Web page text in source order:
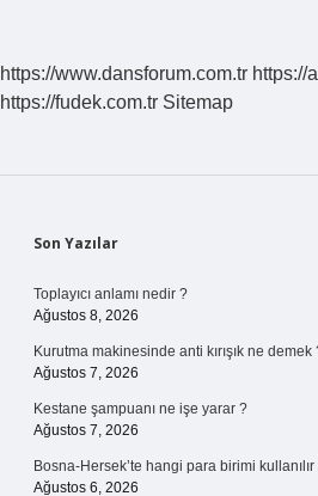
https://www.dansforum.com.tr https://
https://fudek.com.tr Sitemap
Sidebar
Son Yazılar
Toplayıcı anlamı nedir ?
Ağustos 8, 2026
Kurutma makinesinde anti kırışık ne demek
Ağustos 7, 2026
Kestane şampuanı ne işe yarar ?
Ağustos 7, 2026
Bosna-Hersek’te hangi para birimi kullanılır
Ağustos 6, 2026